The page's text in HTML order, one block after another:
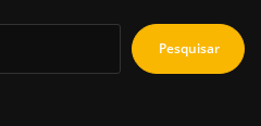
Pesquisar